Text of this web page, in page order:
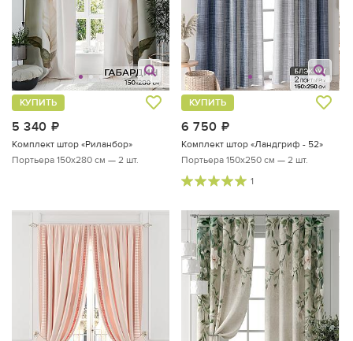
5 340
КУПИТЬ
Комплект штор «Риланбор»
Портьера 150х280 см — 2 шт.
6 750
КУПИТЬ
Комплект штор «Ландгриф - 52»
Портьера 150х250 см — 2 шт.
1